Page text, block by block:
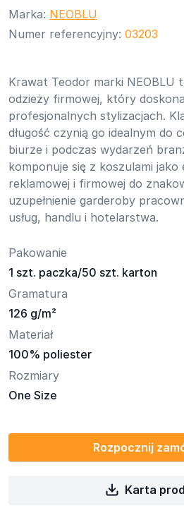
Marka: NEOBLU
Numer referencyjny: 03203
Krawat Teodor marki NEOBLU
odzieży firmowej, który
profesjonalnych stylizacjach.
długość czynią go idealnym do
biurze i podczas wydarzeń
komponuje się z koszulami jako
reklamowej i firmowej do
uzupełnienie garderoby
usług, handlu i hotelarstwa.
Pakowanie
1 szt. paczka/50 szt. karton
Gramatura
126 g/m²
Materiał
100% poliester
Rozmiary
One Size
Rozpocznij
Karta